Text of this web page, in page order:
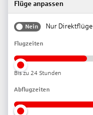
Flüge anpassen
Nein Nur Direktflüge
Flugzeiten
Bis zu 24 Stunden
Abflugzeiten